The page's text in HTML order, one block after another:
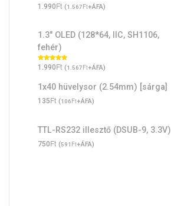
1.990Ft (1.567Ft+ÁFA)
1.3" OLED (128*64, IIC, SH1106,
fehér)
Értékelés:
5.00 / 5
1.990Ft (1.567Ft+ÁFA)
1x40 hüvelysor (2.54mm) [sárga]
135Ft (106Ft+ÁFA)
TTL-RS232 illesztő (DSUB-9, 3.3V)
750Ft (591 Ft+ÁFA)